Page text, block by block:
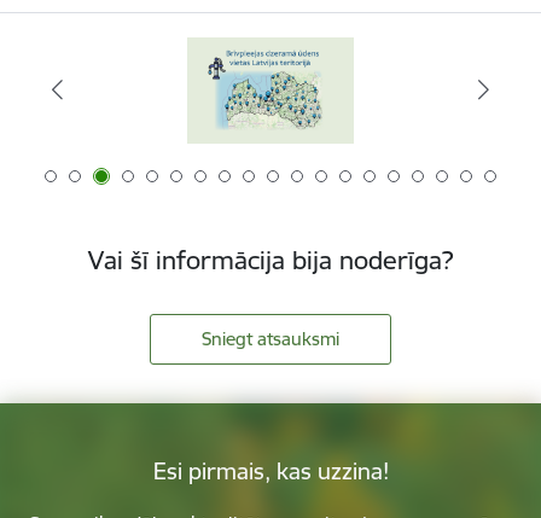
Vai šī informācija bija noderīga?
Sniegt atsauksmi
Esi pirmais, kas uzzina!